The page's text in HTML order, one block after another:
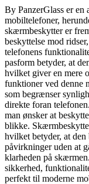
By PanzerGlass er en
mobiltelefoner,
skærmbeskytter er
beskyttelse mod
telefonens
pasform betyder, at
hvilket giver en mere
funktioner ved denne
som begrænser
direkte foran
man ønsker at
blikke.
hvilket betyder, at
påvirkninger uden at
klarheden på
sikkerhed,
perfekt til moderne